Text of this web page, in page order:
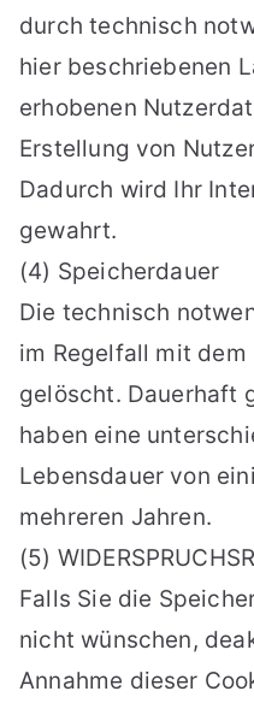
durch technisch
hier beschriebenen
erhobenen
Erstellung von
Dadurch wird Ihr
gewahrt.
(4) Speicherdauer
Die technisch
im Regelfall mit dem
gelöscht. Dauerhaft
haben eine
Lebensdauer von
mehreren Jahren.
(5)
Falls Sie die
nicht wünschen,
Annahme dieser